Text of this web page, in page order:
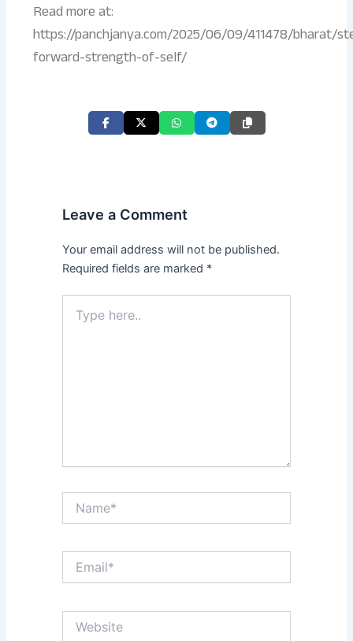
Read more at:
https://panchjanya.com/2025/06/09/411478/bharat/
forward-strength-of-self/
Leave a Comment
Your email address will not be published.
Required fields are marked *
here..